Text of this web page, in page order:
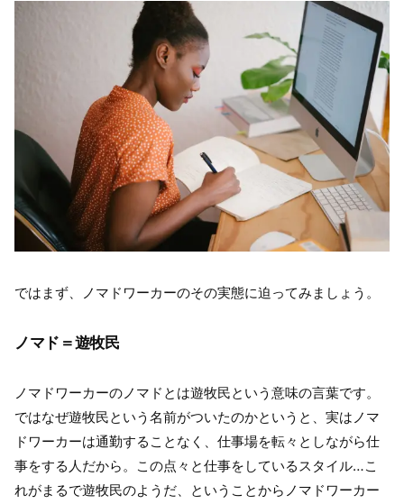
ではまず、ノマドワーカーのその実態に迫ってみましょう。
ノマド＝遊牧民
ノマドワーカーのノマドとは遊牧民という意味の言葉です。
ではなぜ遊牧民という名前がついたのかというと、実はノマ
ドワーカーは通勤することなく、仕事場を転々としながら仕
事をする人だから。この点々と仕事をしているスタイル…こ
れがまるで遊牧民のようだ、ということからノマドワーカー